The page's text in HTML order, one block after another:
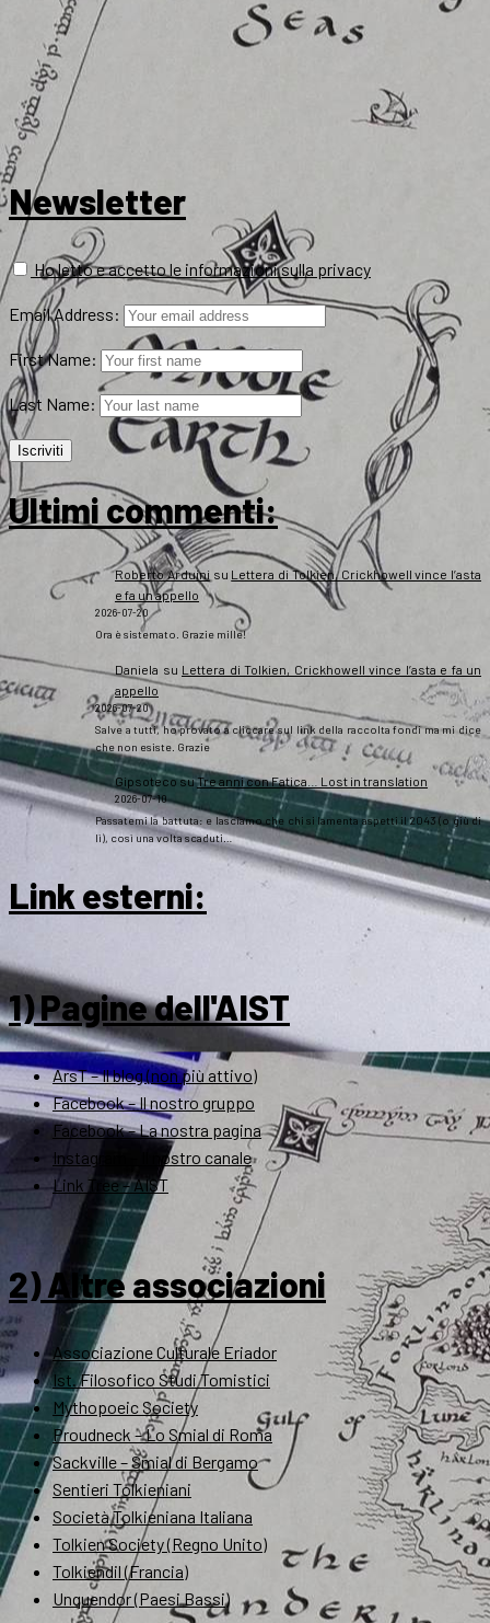
Newsletter
Ho letto e accetto le informazioni sulla privacy
Email Address:
First Name:
Last Name:
Ultimi commenti:
Roberto Arduini su Lettera di Tolkien, Crickhowell vince l’asta
e fa un appello
2026-07-20
Ora è sistemato. Grazie mille!
Daniela su Lettera di Tolkien, Crickhowell vince l’asta e fa un
appello
2026-07-20
Salve a tutti, ho provato a cliccare sul link della raccolta fondi ma mi dice
che non esiste. Grazie
GipsotecosuTre anni con Fatica… Lost in translation
2026-07-10
Passatemi la battuta: e lasciamo che chi si lamenta aspetti il 2043 (o giù di
lì), così una volta scaduti…
Link esterni:
1) Pagine dell'AIST
ArsT – Il blog (non più attivo)
Facebook – Il nostro gruppo
Facebook – La nostra pagina
Instagram – Il nostro canale
Link Tree – AIST
2) Altre associazioni
Associazione Culturale Eriador
Ist. Filosofico Studi Tomistici
Mythopoeic Society
Proudneck – Lo Smial di Roma
Sackville – Smial di Bergamo
Sentieri Tolkieniani
Società Tolkieniana Italiana
Tolkien Society (Regno Unito)
Tolkiendil (Francia)
Unquendor (Paesi Bassi)